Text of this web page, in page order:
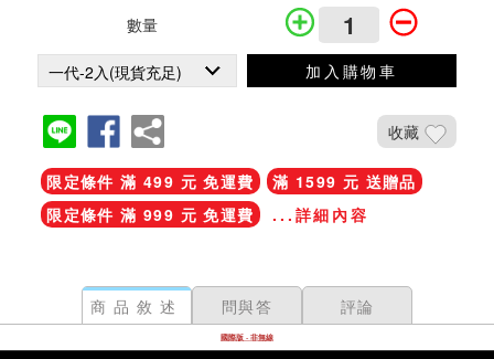
數量
加入購物車
收藏
限定條件 滿 499 元 免運費
滿 1599 元 送贈品
限定條件 滿 999 元 免運費
...詳細內容
商品敘述 問與答 評論